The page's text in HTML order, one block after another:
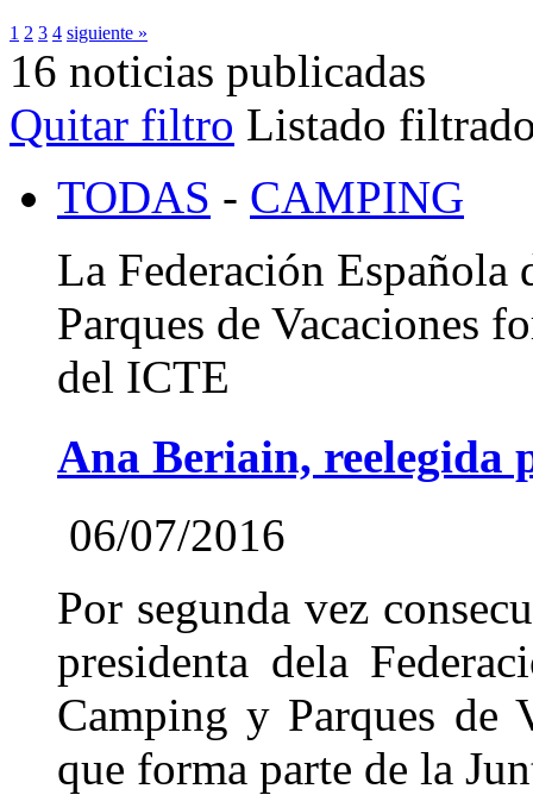
1 2 3 4 siguiente »
16 noticias publicadas
Quitar filtro Listado
TODAS - CAMPING
La Federación Española
Parques de Vacaciones
del ICTE
Ana Beriain, reelegida
06/07/2016
Por segunda vez
presidenta dela
Camping y Parques de
que forma parte de la